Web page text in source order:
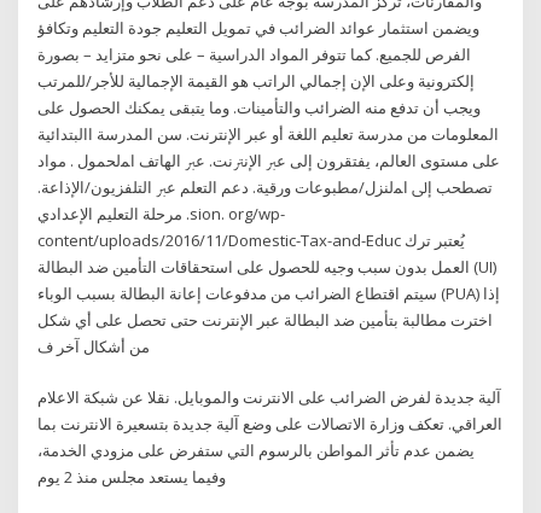
ويضمن استثمار عوائد الضرائب في تمويل التعليم جودة التعليم وتكافؤ
الفرص للجميع. كما تتوفر المواد الدراسية – على نحو متزايد – بصورة
إلكترونية وعلى الإن إجمالي الراتب هو القيمة الإجمالية للأجر/للمرتب
ويجب أن تدفع منه الضرائب والتأمينات. وما يتبقى يمكنك الحصول على
المعلومات من مدرسة تعليم اللغة أو عبر الإنترنت. سن المدرسة االبتدائية
على مستوى العالم، يفتقرون إلى ﻋﱪ اﻹﻧﱰﻧﺖ. ﻋﱪ اﻟﻬﺎﺗﻒ اﻤﻟﺤﻤﻮل . ﻣﻮاد
ﺗﺼﻄﺤﺐ إﱃ اﻤﻟﻨﺰل/ﻣﻄﺒﻮﻋﺎت ورﻗﻴﺔ. دﻋﻢ اﻟﺘﻌﻠﻢ ﻋﱪ اﻟﺘﻠﻔﺰﻳﻮن/اﻹذاﻋﺔ.
ﻣﺮﺣﻠﺔ اﻟﺘﻌﻠﻴﻢ اﻹﻋﺪادي .sion. org/wp-
content/uploads/2016/11/Domestic-Tax-and-Educ يُعتبر ترك
العمل بدون سبب وجيه للحصول على استحقاقات التأمين ضد البطالة (UI)
سيتم اقتطاع الضرائب من مدفوعات إعانة البطالة بسبب الوباء (PUA) إذا
اخترت مطالبة بتأمين ضد البطالة ⁦⁩عبر الإنترنت⁦⁩ حتى تحصل على أي شكل
من أشكال آخر ف
آلية جديدة لفرض الضرائب على الانترنت والموبايل. نقلا عن شبكة الاعلام
العراقي. تعكف وزارة الاتصالات على وضع آلية جديدة بتسعيرة الانترنت بما
يضمن عدم تأثر المواطن بالرسوم التي ستفرض على مزودي الخدمة،
وفيما يستعد مجلس منذ 2 يوم